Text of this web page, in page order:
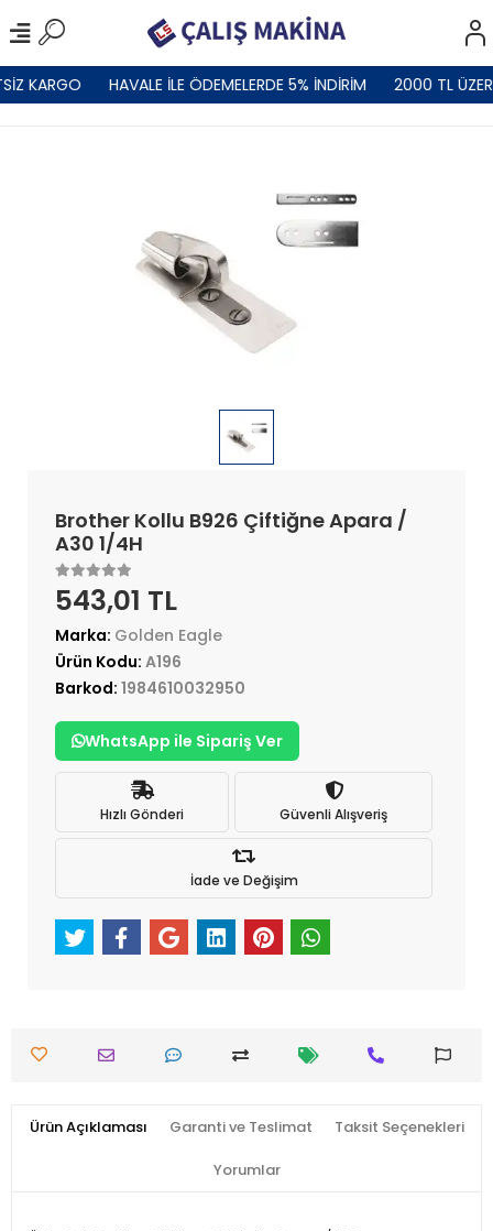
KARGO HAVALE İLE ÖDEMELERDE 5% İNDİRİM 2000 TL
Brother Kollu B926 Çiftiğne Apara /
A30 1/4H
543,01 TL
Marka: Golden Eagle
Ürün Kodu: A196
Barkod: 1984610032950
WhatsApp ile Sipariş Ver
Hızlı Gönderi Güvenli Alışveriş
İade ve Değişim
Ürün Açıklaması Garanti ve Teslimat Taksit Seçenekleri
Yorumlar